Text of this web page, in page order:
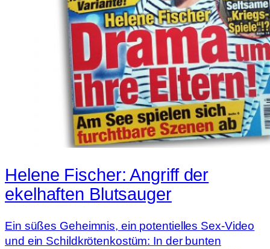
Helene Fischer: Angriff der
ekelhaften Blutsauger
Ein süßes Geheimnis, ein potentielles Sex-Video
und ein Schildkrötenkostüm: In der bunten